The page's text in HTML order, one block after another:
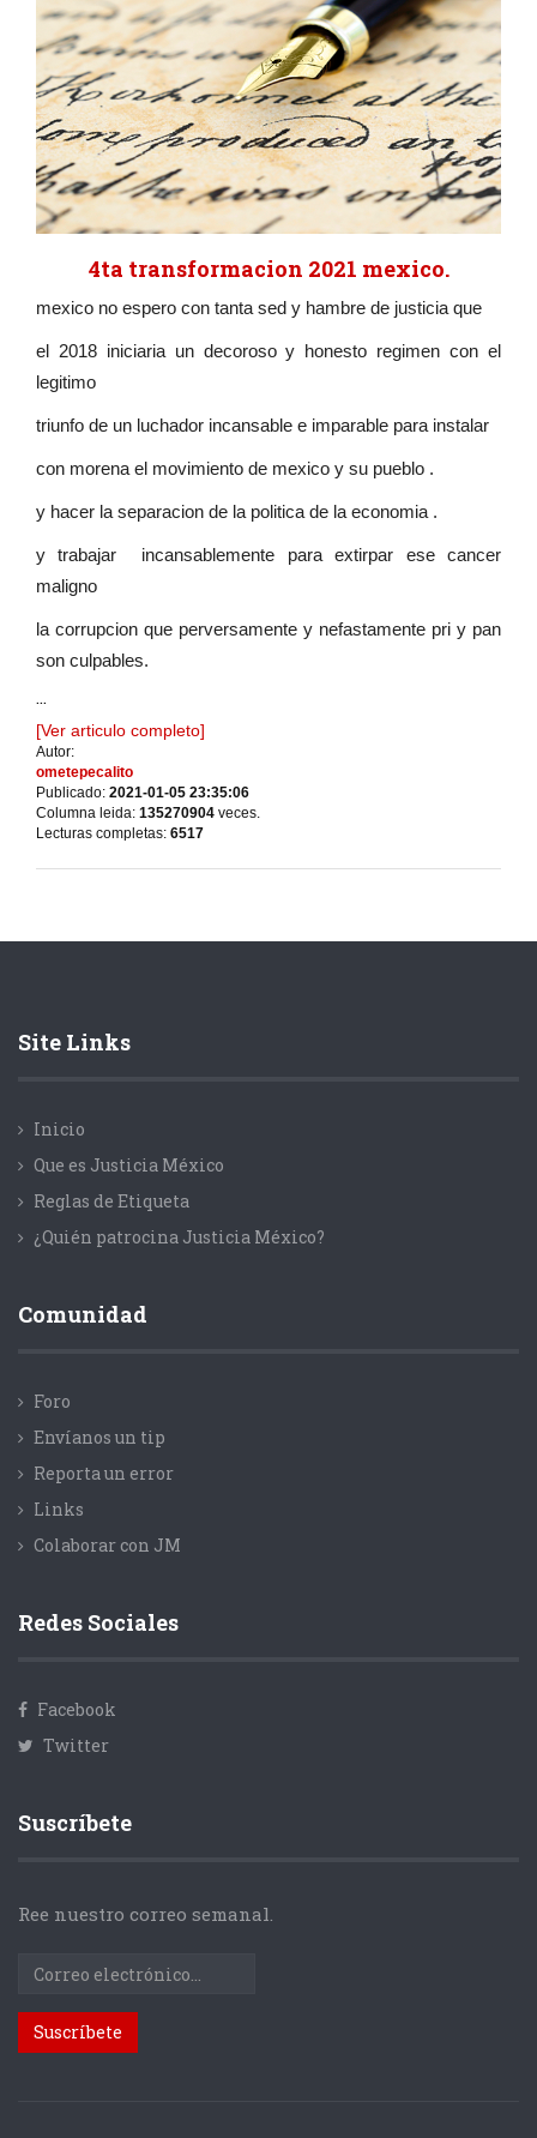
4ta transformacion 2021 mexico.
mexico no espero con tanta sed y hambre de justicia que
el 2018 iniciaria un decoroso y honesto regimen con el
legitimo
triunfo de un luchador incansable e imparable para instalar
con morena el movimiento de mexico y su pueblo .
y hacer la separacion de la politica de la economia .
y trabajar incansablemente para extirpar ese cancer
maligno
la corrupcion que perversamente y nefastamente pri y pan
son culpables.
...
[Ver articulo completo]
Autor:
ometepecalito
Publicado: 2021-01-05 23:35:06
Columna leida: 135270904 veces.
Lecturas completas: 6517
Site Links
Inicio
Que es Justicia México
Reglas de Etiqueta
¿Quién patrocina Justicia México?
Comunidad
Foro
Envíanos un tip
Reporta un error
Links
Colaborar con JM
Redes Sociales
Facebook
Twitter
Suscríbete
Ree nuestro correo semanal.